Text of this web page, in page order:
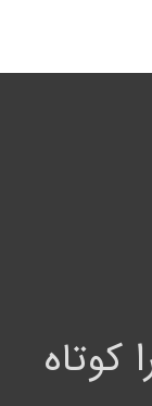
کوتاه